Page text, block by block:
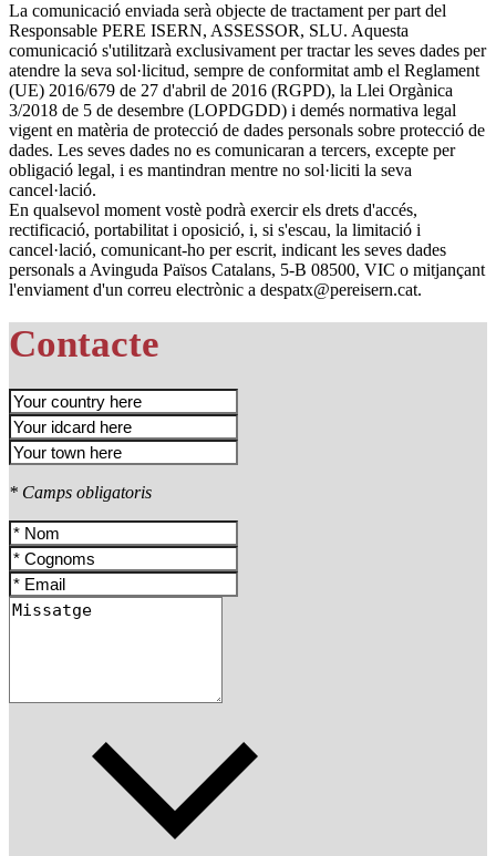
La comunicació enviada serà objecte de tractament per part del
Responsable PERE ISERN, ASSESSOR, SLU. Aquesta
comunicació s'utilitzarà exclusivament per tractar les seves dades per
atendre la seva sol·licitud, sempre de conformitat amb el Reglament
(UE) 2016/679 de 27 d'abril de 2016 (RGPD), la Llei Orgànica
3/2018 de 5 de desembre (LOPDGDD) i demés normativa legal
vigent en matèria de protecció de dades personals sobre protecció de
dades. Les seves dades no es comunicaran a tercers, excepte per
obligació legal, i es mantindran mentre no sol·liciti la seva
cancel·lació.
En qualsevol moment vostè podrà exercir els drets d'accés,
rectificació, portabilitat i oposició, i, si s'escau, la limitació i
cancel·lació, comunicant-ho per escrit, indicant les seves dades
personals a Avinguda Països Catalans, 5-B 08500, VIC o mitjançant
l'enviament d'un correu electrònic a despatx@pereisern.cat.
Contacte
* Camps obligatoris